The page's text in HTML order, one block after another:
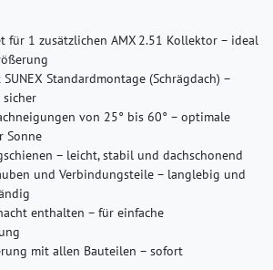
für 1 zusätzlichen AMX 2.51 Kollektor – ideal
Standardmontage (Schrägdach) –
sicher
von 25° bis 60° – optimale
Sonne
– leicht, stabil und dachschonend
und Verbindungsteile – langlebig und
enthalten – für einfache
mit allen Bauteilen – sofort